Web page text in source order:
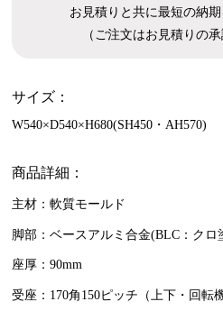
お見積りと共に最短の納期
（ご注文はお見積りの
サイズ：
W540×D540×H680(SH450・AH570)
商品詳細：
主材：軟質モールド
脚部：ベースアルミ合金(BLC：クロ
座厚：90mm
受座：170角150ピッチ（上下・回転